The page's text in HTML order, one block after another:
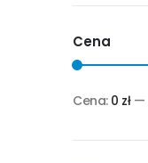
Cena
min
max
Cena: 0 zł—